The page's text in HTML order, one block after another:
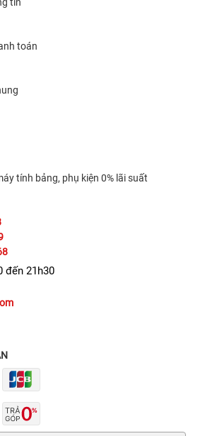
toán
tính bảng, phụ kiện 0% lãi suất
đến 21h30